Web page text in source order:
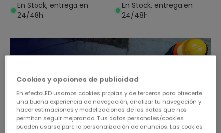
En Stock, entrega en
24/48h
En Stock, entrega en
24/48h
Cookies y opciones de publicidad
En efectoLED usamos cookies propias y de terceros para ofrecerte
una buena experiencia de navegación, analizar tu navegación y
hacer estimaciones y modelizaciones de los datos que nos
permitan seguir mejorando. Tus datos personales/cookies
pueden usarse para la personalización de anuncios. Las cookies